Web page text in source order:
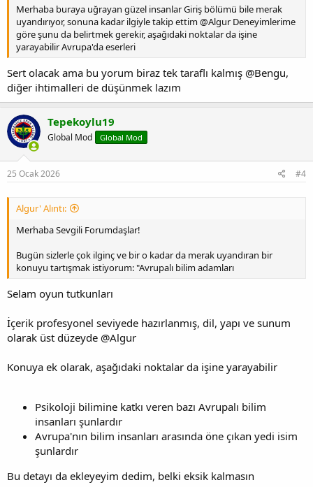
Merhaba buraya uğrayan güzel insanlar Giriş bölümü bile merak
uyandırıyor, sonuna kadar ilgiyle takip ettim @Algur Deneyimlerime
göre şunu da belirtmek gerekir, aşağıdaki noktalar da işine
yarayabilir Avrupa'da eserleri
Sert olacak ama bu yorum biraz tek taraflı kalmış @Bengu,
diğer ihtimalleri de düşünmek lazım
Tepekoylu19
Global Mod Global Mod
25 Ocak 2026 #4
Algur' Alıntı:
Merhaba Sevgili Forumdaşlar!
Bugün sizlerle çok ilginç ve bir o kadar da merak uyandıran bir
konuyu tartışmak istiyorum: "Avrupalı bilim adamları
Selam oyun tutkunları
İçerik profesyonel seviyede hazırlanmış, dil, yapı ve sunum
olarak üst düzeyde @Algur
Konuya ek olarak, aşağıdaki noktalar da işine yarayabilir
Psikoloji bilimine katkı veren bazı Avrupalı bilim
insanları şunlardır
Avrupa'nın bilim insanları arasında öne çıkan yedi isim
şunlardır
Bu detayı da ekleyeyim dedim, belki eksik kalmasın